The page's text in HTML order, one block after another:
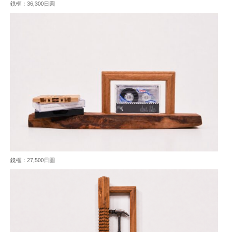
鏡框：36,300日圓
鏡框：27,500日圓